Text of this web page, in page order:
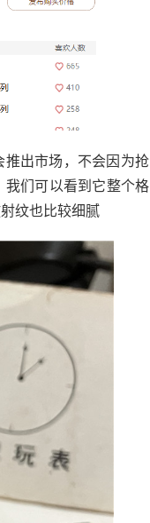
出市场，不会因为抢
们可以看到它整个格
纹也比较细腻